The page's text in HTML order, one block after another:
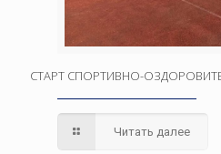
СТАРТ СПОРТИВНО-
Читать далее